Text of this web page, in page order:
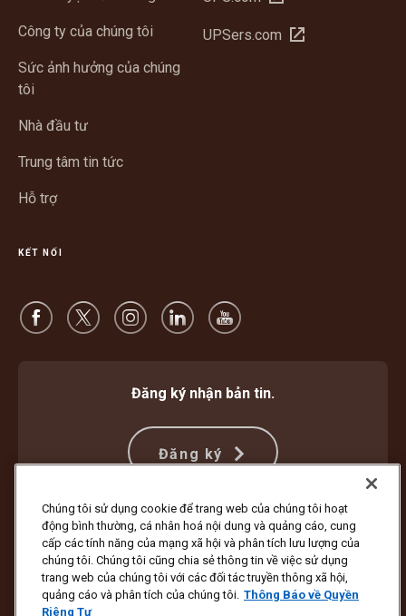
Công ty của chúng tôi
Sức ảnh hưởng của chúng
tôi
Nhà đầu tư
Trung tâm tin tức
Hỗ trợ
cửa
UPSers.com Mở
KẾT NỐI
Đăng ký nhận bản tin.
Đăng ký
Bảo vệ Chống Lừa đảo
Điều khoản và Điều kiện
Điều Khoản Sử Dụng Trang Web
Thông Báo về Quyền Riêng Tư
Cài đặt Cookie
Bản quyền ©1994 - 2026 United Parcel Service of America, Inc. Bảo lưu
Chúng tôi sử dụng cookie để trang web của chúng tôi hoạt
động bình thường, cá nhân hoá nội dung và quảng cáo, cung
cấp các tính năng của mạng xã hội và phân tích lưu lượng của
chúng tôi. Chúng tôi cũng chia sẻ thông tin về việc sử dụng
trang web của chúng tôi với các đối tác truyền thông xã hội,
quảng cáo và phân tích của chúng tôi. Thông Báo về Quyền
Riêng Tư